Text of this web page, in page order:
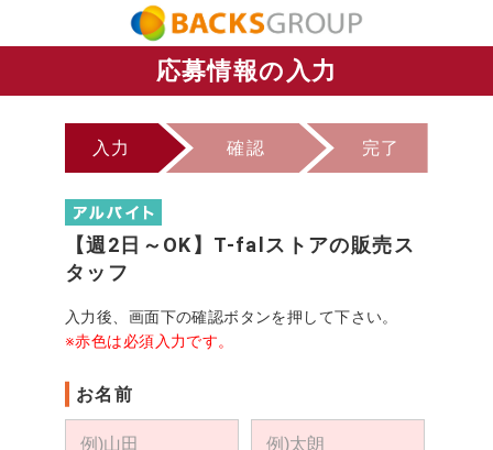
応募情報の入力
入力 確認 完了
【週2日～OK】T-falストアの販売ス
タッフ
入力後、画面下の確認ボタンを押して下さい。
※赤色は必須入力です。
お名前